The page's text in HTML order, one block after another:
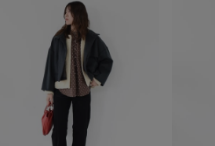
在庫なし含む